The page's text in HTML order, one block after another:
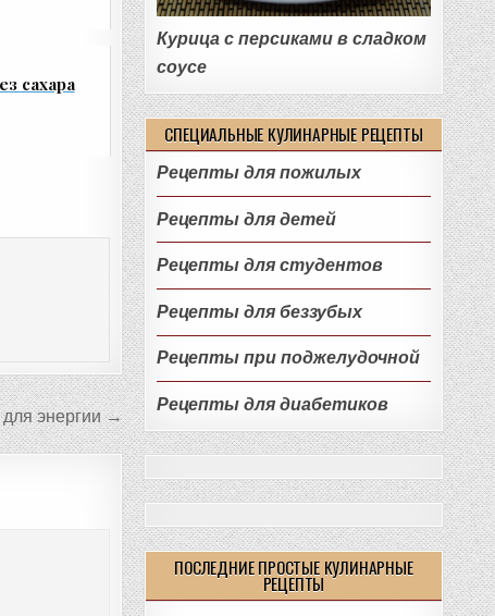
сахара
для энергии →
Курица с персиками в сладком
соусе
СПЕЦИАЛЬНЫЕ КУЛИНАРНЫЕ РЕЦЕПТЫ
Рецепты для пожилых
Рецепты для детей
Рецепты для студентов
Рецепты для беззубых
Рецепты при поджелудочной
Рецепты для диабетиков
ПОСЛЕДНИЕ ПРОСТЫЕ КУЛИНАРНЫЕ
РЕЦЕПТЫ